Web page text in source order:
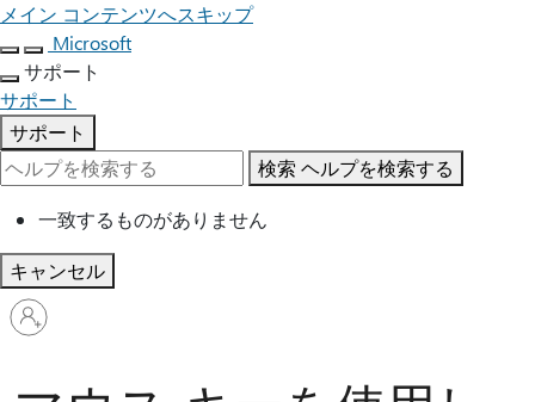
メイン コンテンツへスキップ
Microsoft
サポート
サポート
サポート
検索 ヘルプを検索する
一致するものがありません
キャンセル
ア
カ